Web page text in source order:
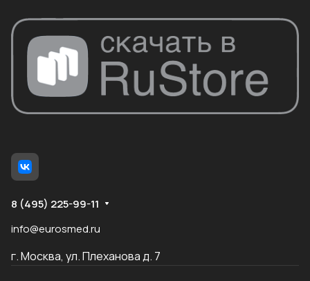
8 (495) 225-99-11
info@eurosmed.ru
г. Москва, ул. Плеханова д. 7